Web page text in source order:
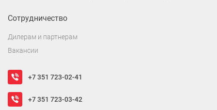
Сотрудничество
Дилерам и партнерам
Вакансии
+7 351 723-02-41
+7 351 723-03-42